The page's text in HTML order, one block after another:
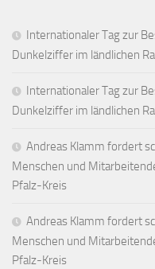
Internationaler Tag zur
Dunkelziffer im ländlichen
Internationaler Tag zur
Dunkelziffer im ländlichen
Andreas Klamm fordert
Menschen und
Pfalz-Kreis
Andreas Klamm fordert
Menschen und
Pfalz-Kreis